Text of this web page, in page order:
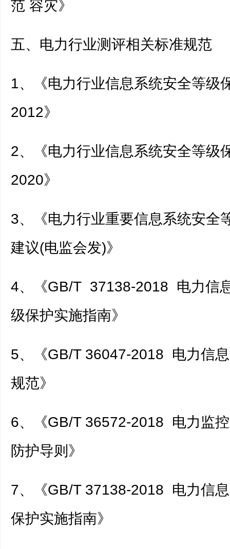
范 容灾》
五、电力行业测评相关标准规范
1、《电力行业信息系统安全等级
2012》
2、《电力行业信息系统安全等级
2020》
3、《电力行业重要信息系统安全
建议(电监会发)》
4、《GB/T 37138-2018 电力信
级保护实施指南》
5、《GB/T 36047-2018 电力信
规范》
6、《GB/T 36572-2018 电力监
防护导则》
7、《GB/T 37138-2018 电力信
保护实施指南》